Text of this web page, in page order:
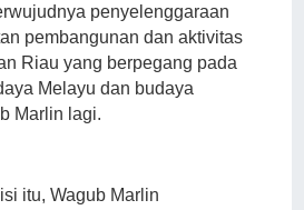
penyelenggaraan
pembangunan dan aktivitas
Riau yang berpegang pada
Melayu dan budaya
Marlin lagi.
itu, Wagub Marlin